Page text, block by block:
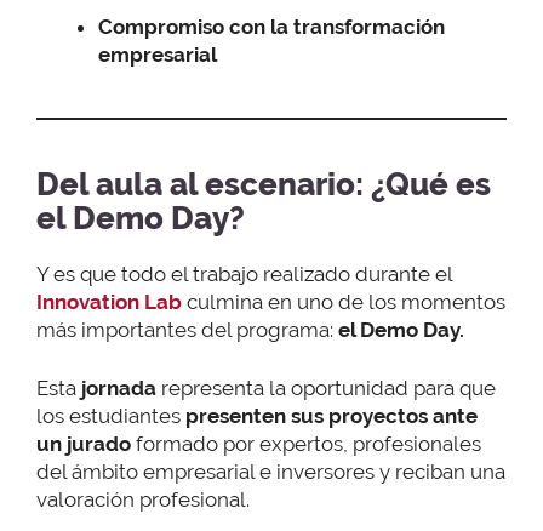
Compromiso con la transformación
empresarial
Del aula al escenario: ¿Qué es
el Demo Day?
Y es que todo el trabajo realizado durante el
Innovation Lab culmina en uno de los momentos
más importantes del programa: el Demo Day.
Esta jornada representa la oportunidad para que
los estudiantes presenten sus proyectos ante
un jurado formado por expertos, profesionales
del ámbito empresarial e inversores y reciban una
valoración profesional.